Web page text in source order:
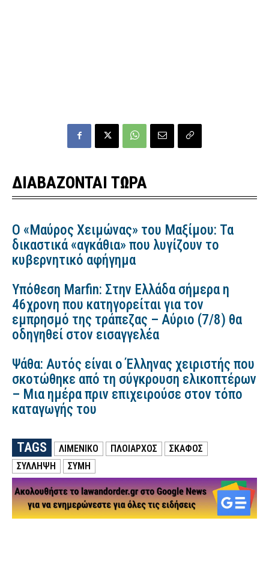
ΔΙΑΒΑΖΟΝΤΑΙ ΤΩΡΑ
Ο «Μαύρος Χειμώνας» του Μαξίμου: Τα
δικαστικά «αγκάθια» που λυγίζουν το
κυβερνητικό αφήγημα
Υπόθεση Marfin: Στην Ελλάδα σήμερα η
46χρονη που κατηγορείται για τον
εμπρησμό της τράπεζας – Αύριο (7/8) θα
οδηγηθεί στον εισαγγελέα
Ψάθα: Αυτός είναι ο Έλληνας χειριστής που
σκοτώθηκε από τη σύγκρουση ελικοπτέρων
– Μια ημέρα πριν επιχειρούσε στον τόπο
καταγωγής του
TAGS ΛΙΜΕΝΙΚΟ ΠΛΟΙΑΡΧΟΣ
ΣΚΑΦΟΣ
ΣΥΛΛΗΨΗ
ΣΥΜΗ